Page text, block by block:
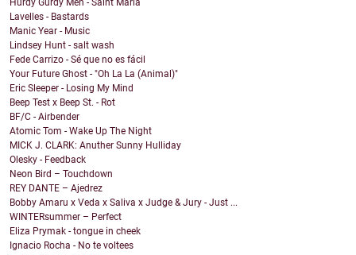
Hurdy Gurdy Men - Saint Maria
Lavelles - Bastards
Manic Year - Music
Lindsey Hunt - salt wash
Fede Carrizo - Sé que no es fácil
Your Future Ghost - "Oh La La (Animal)"
Eric Sleeper - Losing My Mind
Beep Test x Beep St. - Rot
BF/C - Airbender
Atomic Tom - Wake Up The Night
MICK J. CLARK: Anuther Sunny Hulliday
Olesky - Feedback
Neon Bird – Touchdown
REY DANTE – Ajedrez
Bobby Amaru x Veda x Saliva x Judge & Jury - Just ...
WINTERsummer – Perfect
Eliza Prymak - tongue in cheek
Ignacio Rocha - No te voltees